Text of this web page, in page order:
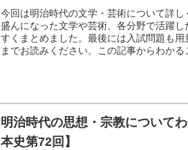
今回は明治時代の文学・芸術について詳
盛んになった文学や芸術、各分野で活躍
すくまとめました。最後には入試問題も
までお読みください。この記事からわかる
明治時代の思想・宗教について
本史第72回】